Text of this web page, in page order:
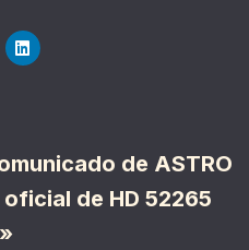
de ASTRO
de HD 52265